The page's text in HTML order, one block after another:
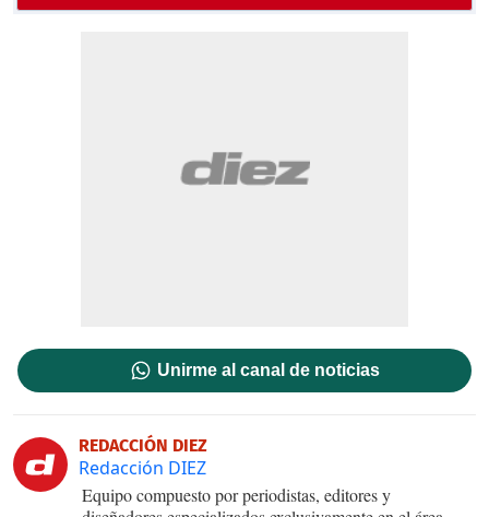
Unirme al canal de noticias
REDACCIÓN DIEZ
Redacción DIEZ
Equipo compuesto por periodistas, editores y